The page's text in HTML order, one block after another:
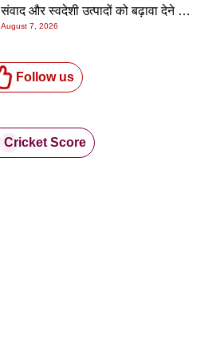
संवाद और स्वदेशी उत्पादों को बढ़ावा देने की
अपील
August 7, 2026
Follow us
Cricket Score